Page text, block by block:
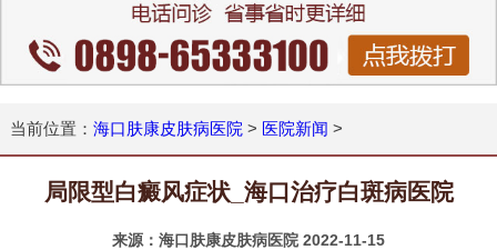
当前位置： 海口肤康皮肤病医院 > 医院新闻 >
局限型白癜风症状_海口治疗白斑病医院
来源：海口肤康皮肤病医院 2022-11-15